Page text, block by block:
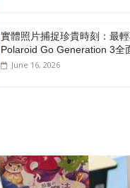
實體照片捕捉珍貴時刻：最
Polaroid Go Generation 3全
June 16, 2026